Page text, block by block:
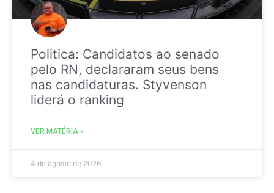
Politica: Candidatos ao senado
pelo RN, declararam seus bens
nas candidaturas. Styvenson
liderá o ranking
VER MATÉRIA »
4 de agosto de 2026